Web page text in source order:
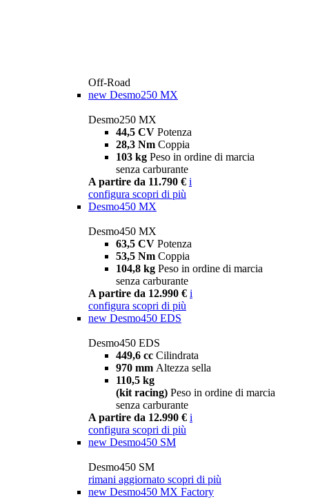
Off-Road
new Desmo250 MX
Desmo250 MX
44,5 CV Potenza
28,3 Nm Coppia
103 kg Peso in ordine di marcia
senza carburante
A partire da 11.790 € i
configura scopri di più
Desmo450 MX
Desmo450 MX
63,5 CV Potenza
53,5 Nm Coppia
104,8 kg Peso in ordine di marcia
senza carburante
A partire da 12.990 € i
configura scopri di più
new Desmo450 EDS
Desmo450 EDS
449,6 cc Cilindrata
970 mm Altezza sella
110,5 kg
(kit racing) Peso in ordine di marcia
senza carburante
A partire da 12.990 € i
configura scopri di più
new Desmo450 SM
Desmo450 SM
rimani aggiornato scopri di più
new Desmo450 MX Factory